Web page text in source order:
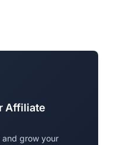
Affiliate
and grow your